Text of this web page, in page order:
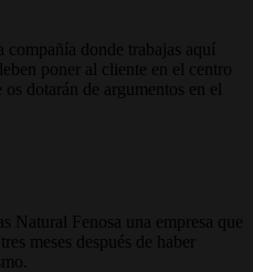
compañía donde trabajas aquí
poner al cliente en el centro
dotarán de argumentos en el
Natural Fenosa una empresa que
meses después de haber